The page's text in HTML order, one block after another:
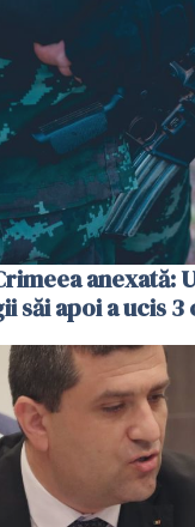
anexată:
săi apoi a ucis 3